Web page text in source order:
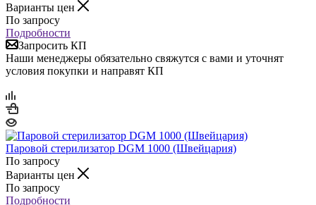
Варианты цен
По запросу
Подробности
Запросить КП
Наши менеджеры обязательно свяжутся с вами и уточнят
условия покупки и направят КП
Паровой стерилизатор DGM 1000 (Швейцария)
По запросу
Варианты цен
По запросу
Подробности